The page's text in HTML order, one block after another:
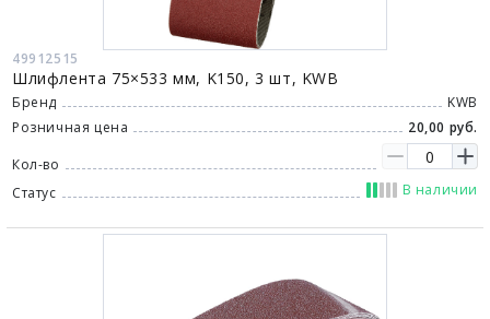
49912515
Шлифлента 75×533 мм, K150, 3 шт, KWB
Бренд
KWB
Розничная цена
20,00 руб.
Кол-во
Статус
В наличии